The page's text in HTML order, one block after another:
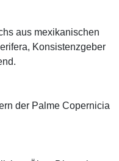
aus mexikanischen
Konsistenzgeber
der Palme Copernicia